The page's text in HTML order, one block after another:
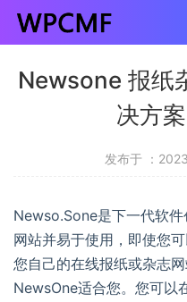
Newsone 报纸
决方
发布于 ：
Newso.Sone是下一代软
网站并易于使用，即使您
您自己的在线报纸或杂志
NewsOne适合您。您可以